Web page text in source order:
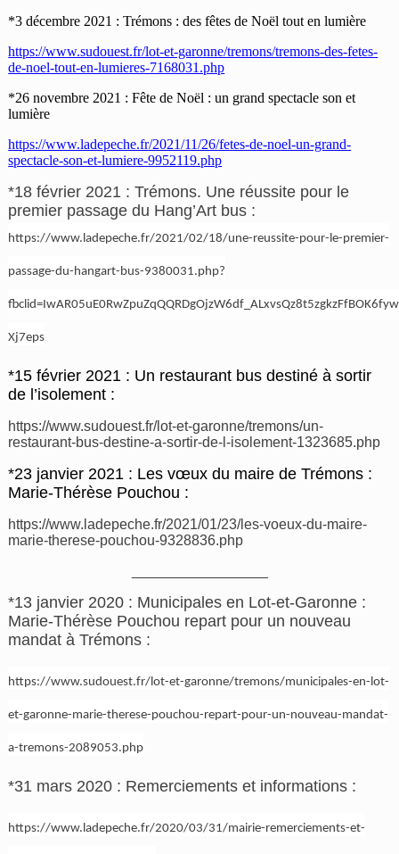
*3 décembre 2021 : Trémons : des fêtes de Noël tout en lumière
https://www.sudouest.fr/lot-et-garonne/tremons/tremons-des-fetes-
de-noel-tout-en-lumieres-7168031.php
*26 novembre 2021 : Fête de Noël : un grand spectacle son et
lumière
https://www.ladepeche.fr/2021/11/26/fetes-de-noel-un-grand-
spectacle-son-et-lumiere-9952119.php
*18 février 2021 : Trémons. Une réussite pour le
premier passage du Hang’Art bus :
https://www.ladepeche.fr/2021/02/18/une-reussite-pour-le-premier-
passage-du-hangart-bus-9380031.php?
Xj7eps
*15 février 2021 : Un restaurant bus destiné à sortir
de l’isolement :
https://www.sudouest.fr/lot-et-garonne/tremons/un-
restaurant-bus-destine-a-sortir-de-l-isolement-1323685.php
*23 janvier 2021 : Les vœux du maire de Trémons :
Marie-Thérèse Pouchou :
https://www.ladepeche.fr/2021/01/23/les-voeux-du-maire-
marie-therese-pouchou-9328836.php
*13 janvier 2020 : Municipales en Lot-et-Garonne :
Marie-Thérèse Pouchou repart pour un nouveau
mandat à Trémons :
https://www.sudouest.fr/lot-et-garonne/tremons/municipales-en-lot-
et-garonne-marie-therese-pouchou-repart-pour-un-nouveau-mandat-
a-tremons-2089053.php
*31 mars 2020 : Remerciements et informations :
https://www.ladepeche.fr/2020/03/31/mairie-remerciements-et-